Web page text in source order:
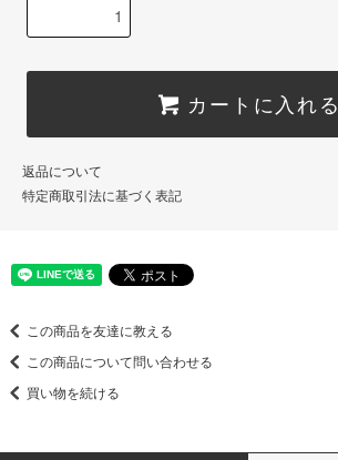
カートに入れる
返品について
特定商取引法に基づく表記
この商品を友達に教える
この商品について問い合わせる
買い物を続ける